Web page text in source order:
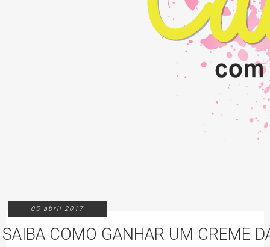
05 abril 2017
SAIBA COMO GANHAR UM CREME